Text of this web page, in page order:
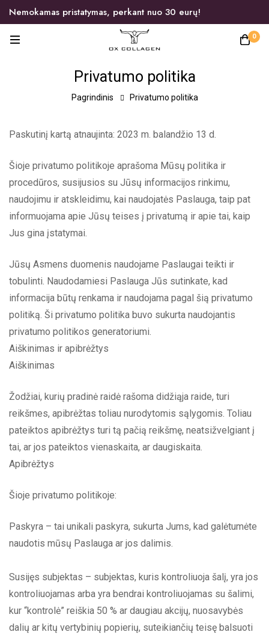
Nemokamas pristatymas, perkant nuo 30 eurų!
0
Privatumo politika
Pagrindinis Privatumo politika
Paskutinį kartą atnaujinta: 2023 m. balandžio 13 d.
Šioje privatumo politikoje aprašoma Mūsų politika ir
procedūros, susijusios su Jūsų informacijos rinkimu,
naudojimu ir atskleidimu, kai naudojatės Paslauga, taip pat
informuojama apie Jūsų teises į privatumą ir apie tai, kaip
Jus gina įstatymai.
Jūsų Asmens duomenis naudojame Paslaugai teikti ir
tobulinti. Naudodamiesi Paslauga Jūs sutinkate, kad
informacija būtų renkama ir naudojama pagal šią privatumo
politiką. Ši privatumo politika buvo sukurta naudojantis
privatumo politikos generatoriumi.
Aiškinimas ir apibrėžtys
Aiškinimas
Žodžiai, kurių pradinė raidė rašoma didžiąja raide, turi
reikšmes, apibrėžtas toliau nurodytomis sąlygomis. Toliau
pateiktos apibrėžtys turi tą pačią reikšmę, neatsižvelgiant į
tai, ar jos pateiktos vienaskaita, ar daugiskaita.
Apibrėžtys
Šioje privatumo politikoje:
Paskyra – tai unikali paskyra, sukurta Jums, kad galėtumėte
naudotis mūsų Paslauga ar jos dalimis.
Susijęs subjektas – subjektas, kuris kontroliuoja šalį, yra jos
kontroliuojamas arba yra bendrai kontroliuojamas su šalimi,
kur “kontrolė” reiškia 50 % ar daugiau akcijų, nuosavybės
dalių ar kitų vertybinių popierių, suteikiančių teisę balsuoti